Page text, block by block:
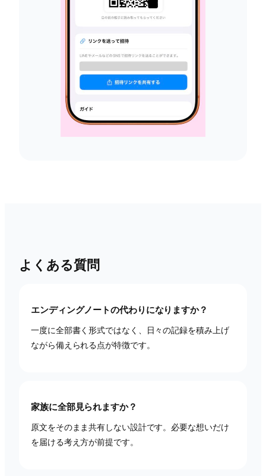
よくある質問
エンディングノートの代わりになりますか？
一度に全部書く形式ではなく、日々の記録を積み上げ
ながら備えられる点が特徴です。
家族に全部見られますか？
原文をそのまま共有しない設計です。必要な想いだけ
を届ける考え方が前提です。